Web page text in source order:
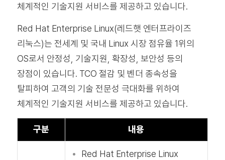
체계적인 기술지원 서비스를 제공하고 있습니다.
Red Hat Enterprise Linux(레드햇 엔터프라이즈
리눅스)는 전세계 및 국내 Linux 시장 점유율 1위의
OS로서 안정성, 기술지원, 확장성, 보안성 등의
장점이 있습니다. TCO 절감 및 벤더 종속성을
탈피하여 고객의 기술 전문성 극대화를 위하여
체계적인 기술지원 서비스를 제공하고 있습니다.
구분 내용
Red Hat Enterprise Linux